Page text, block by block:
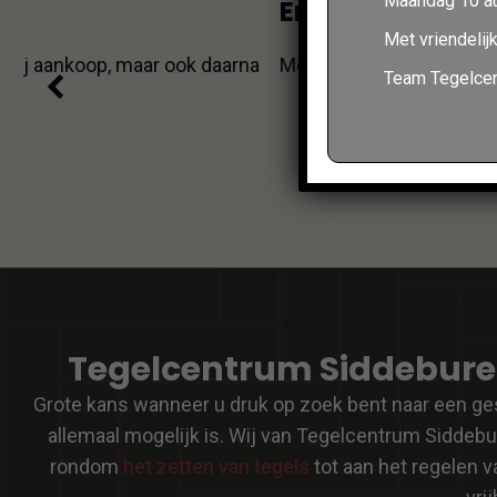
Erg nette, snelle en vriendelijke
Mooie ruime showroom met een zeer grote collectie
Tegelcentrum
Grote kans wanneer u druk op zoek bent naar een
allemaal mogelijk is. Wij van Tegelcentrum
rondom het zetten van tegels tot aan het regelen
Met
Team